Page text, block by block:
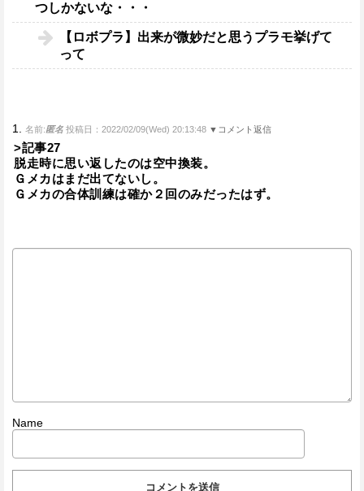
つしかないな・・・
【ロボプラ】出来が微妙だと思うプラモ挙げて
って
1. 名前:匿名 投稿日：2022/02/09(Wed) 20:13:48 ▼コメント返信
>記事27
脱走時に思い返したのは空中換装。
Ｇメカはまだ出てないし。
Ｇメカの合体訓練は確か２回のみだったはず。
Name